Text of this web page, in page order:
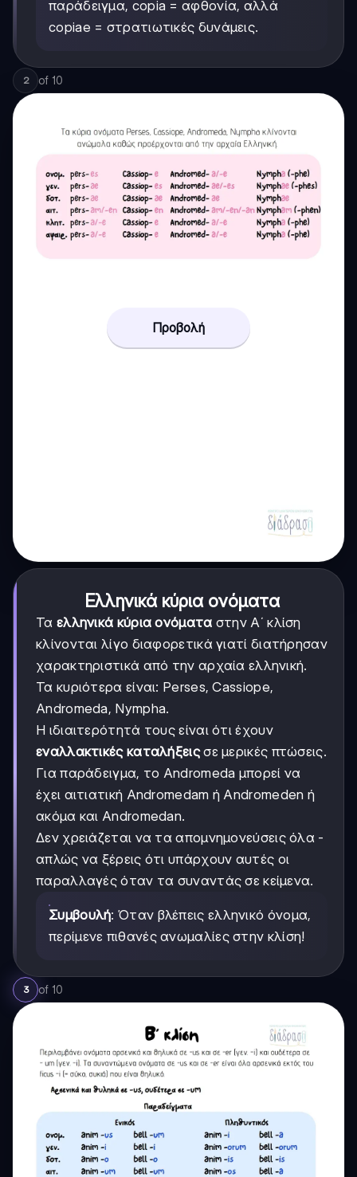
παράδειγμα, copia = αφθονία, αλλά
copiae = στρατιωτικές δυνάμεις.
2 of 10
Προβολή
Ελληνικά κύρια ονόματα
Τα ελληνικά κύρια ονόματα στην Α΄ κλίση
κλίνονται λίγο διαφορετικά γιατί διατήρησαν
χαρακτηριστικά από την αρχαία ελληνική.
Τα κυριότερα είναι: Perses, Cassiope,
Andromeda, Nympha.
Η ιδιαιτερότητά τους είναι ότι έχουν
εναλλακτικές καταλήξειςσε μερικές πτώσεις.
Για παράδειγμα, το Andromeda μπορεί να
έχει αιτιατική Andromedam ή Andromeden ή
ακόμα και Andromedan.
Δεν χρειάζεται να τα απομνημονεύσεις όλα -
απλώς να ξέρεις ότι υπάρχουν αυτές οι
παραλλαγές όταν τα συναντάς σε κείμενα.
Συμβουλή: Όταν βλέπεις ελληνικό όνομα,
περίμενε πιθανές ανωμαλίες στην κλίση!
3 of 10